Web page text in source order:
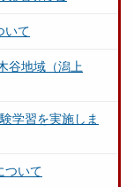
いて
谷地域（潟上
学習を実施しま
ついて